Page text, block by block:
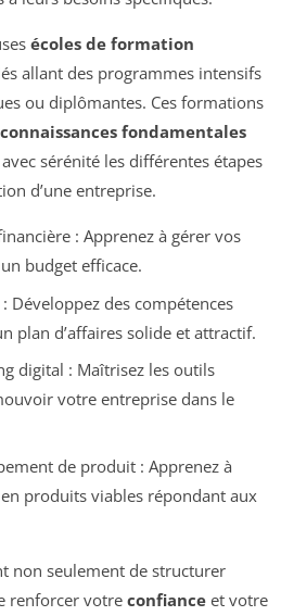
écoles de formation
allant des programmes intensifs
ou diplômantes. Ces formations
connaissances fondamentales
sérénité les différentes étapes
d’une entreprise.
: Apprenez à gérer vos
budget efficace.
Développez des compétences
plan d’affaires solide et attractif.
digital : Maîtrisez les outils
votre entreprise dans le
de produit : Apprenez à
produits viables répondant aux
non seulement de structurer
renforcer votreconfiance et votre